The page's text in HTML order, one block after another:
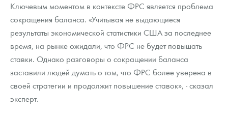
Жетоны "Необыкновенные обитатели глубин"
Ювелирные изделия
Русская нумизматика
Золотая карманная галерея
Наборы подарочных и коллекционных монет
Политика использования Cookies
Положение по обработке и защите персональных данных
Ключевым моментом в контексте ФРС является проблема
сокращения баланса. «Учитывая не выдающиеся
результаты экономической статистики США за последнее
время, на рынке ожидали, что ФРС не будет повышать
ставки. Однако разговоры о сокращении баланса
заставили людей думать о том, что ФРС более уверена в
своей стратегии и продолжит повышение ставок», - сказал
эксперт.